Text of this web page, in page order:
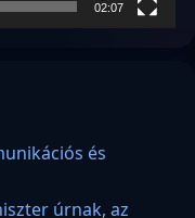
02:07
és
úrnak, az